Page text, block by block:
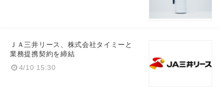
ＪＡ三井リース、株式会社タイミーと
業務提携契約を締結
4/10 15:30